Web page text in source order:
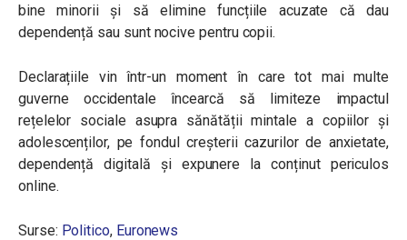
bine minorii și să elimine funcțiile acuzate că dau
dependență sau sunt nocive pentru copii.
Declarațiile vin într-un moment în care tot mai multe
guverne occidentale încearcă să limiteze impactul
rețelelor sociale asupra sănătății mintale a copiilor și
adolescenților, pe fondul creșterii cazurilor de anxietate,
dependență digitală și expunere la conținut periculos
online.
Surse: Politico, Euronews